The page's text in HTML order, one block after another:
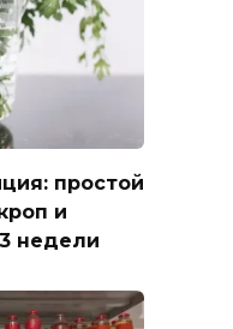
простой
и
недели